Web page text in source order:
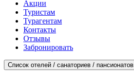
Акции
Туристам
Турагентам
Контакты
Отзывы
Забронировать
Список отелей / санаториев / пансионатов